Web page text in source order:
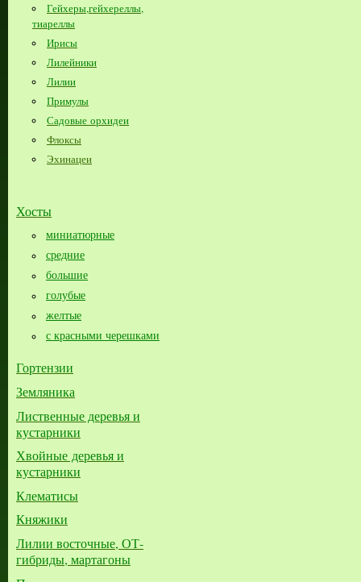
Гейхеры,гейхереллы,
тиареллы
Ирисы
Лилейники
Лилии
Примулы
Садовые орхидеи
Флоксы
Эхинацеи
Хосты
миниатюрные
средние
большие​
голубые
желтые
с красными черешками
Гортензии
Земляника
Лиственные деревья и
кустарники
Хвойные деревья и
кустарники
Клематисы
Княжики
Лилии восточные, ОТ-
гибриды, мартагоны